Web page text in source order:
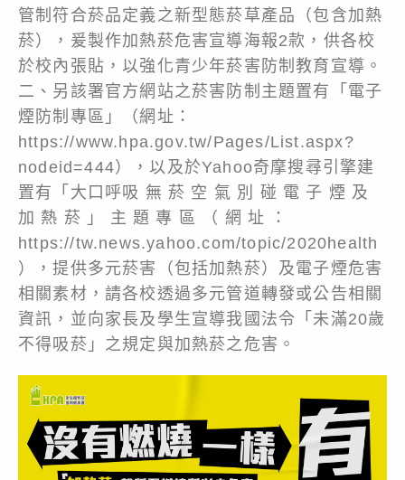
管制符合菸品定義之新型態菸草產品（包含加熱
菸），爰製作加熱菸危害宣導海報2款，供各校
於校內張貼，以強化青少年菸害防制教育宣導。
二、另該署官方網站之菸害防制主題置有「電子
煙防制專區」（網址：
https://www.hpa.gov.tw/Pages/List.aspx?
nodeid=444），以及於Yahoo奇摩搜尋引擎建
置有「大口呼吸 無 菸 空 氣 別 碰 電 子 煙 及
加 熱 菸 」 主 題 專 區 （ 網 址 ：
https://tw.news.yahoo.com/topic/2020health
），提供多元菸害（包括加熱菸）及電子煙危害
相關素材，請各校透過多元管道轉發或公告相關
資訊，並向家長及學生宣導我國法令「未滿20歲
不得吸菸」之規定與加熱菸之危害。